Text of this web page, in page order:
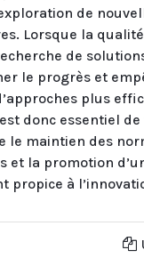
de
Lorsque la
de
le progrès et
plus
donc essentiel
le maintien des
et la promotion
propice à